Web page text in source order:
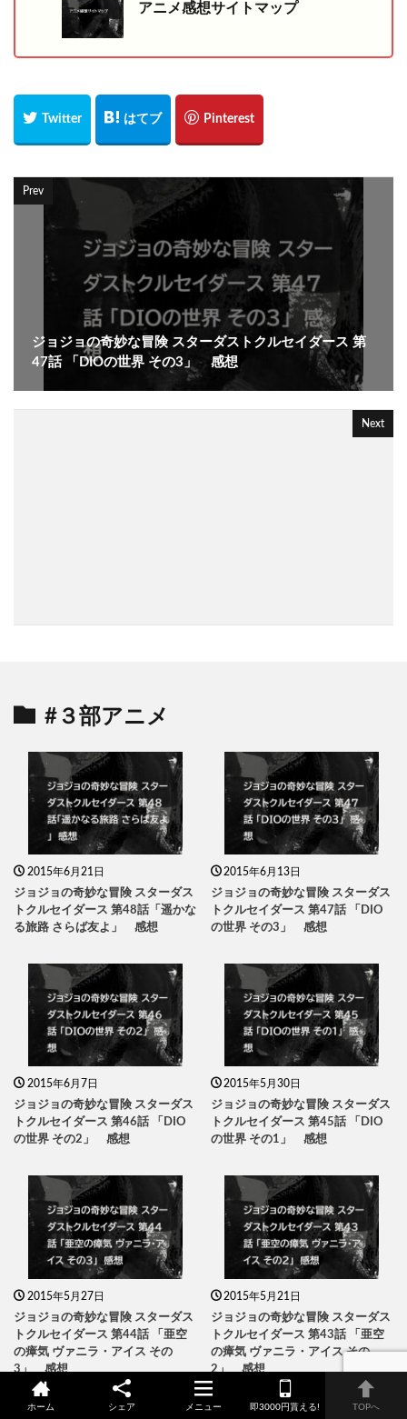
アニメ感想サイトマップ
Prev
ジョジョの奇妙な冒険 スターダストクルセイダース 第
47話 「DIOの世界 その3」 感想
Next
#３部アニメ
2015年6月21日
ジョジョの奇妙な冒険 スターダス
トクルセイダース 第48話「遥かな
る旅路 さらば友よ」 感想
2015年6月13日
ジョジョの奇妙な冒険 スターダス
トクルセイダース 第47話 「DIO
の世界 その3」 感想
2015年6月7日
ジョジョの奇妙な冒険 スターダス
トクルセイダース 第46話 「DIO
の世界 その2」 感想
2015年5月30日
ジョジョの奇妙な冒険 スターダス
トクルセイダース 第45話 「DIO
の世界 その1」 感想
2015年5月27日
ジョジョの奇妙な冒険 スターダス
トクルセイダース 第44話 「亜空
の瘴気 ヴァニラ・アイス その
3」 感想
2015年5月21日
ジョジョの奇妙な冒険 スターダス
トクルセイダース 第43話 「亜空
の瘴気 ヴァニラ・アイス その
2」 感想
ホーム シェア メニュー 即3000円貰える! TOPへ